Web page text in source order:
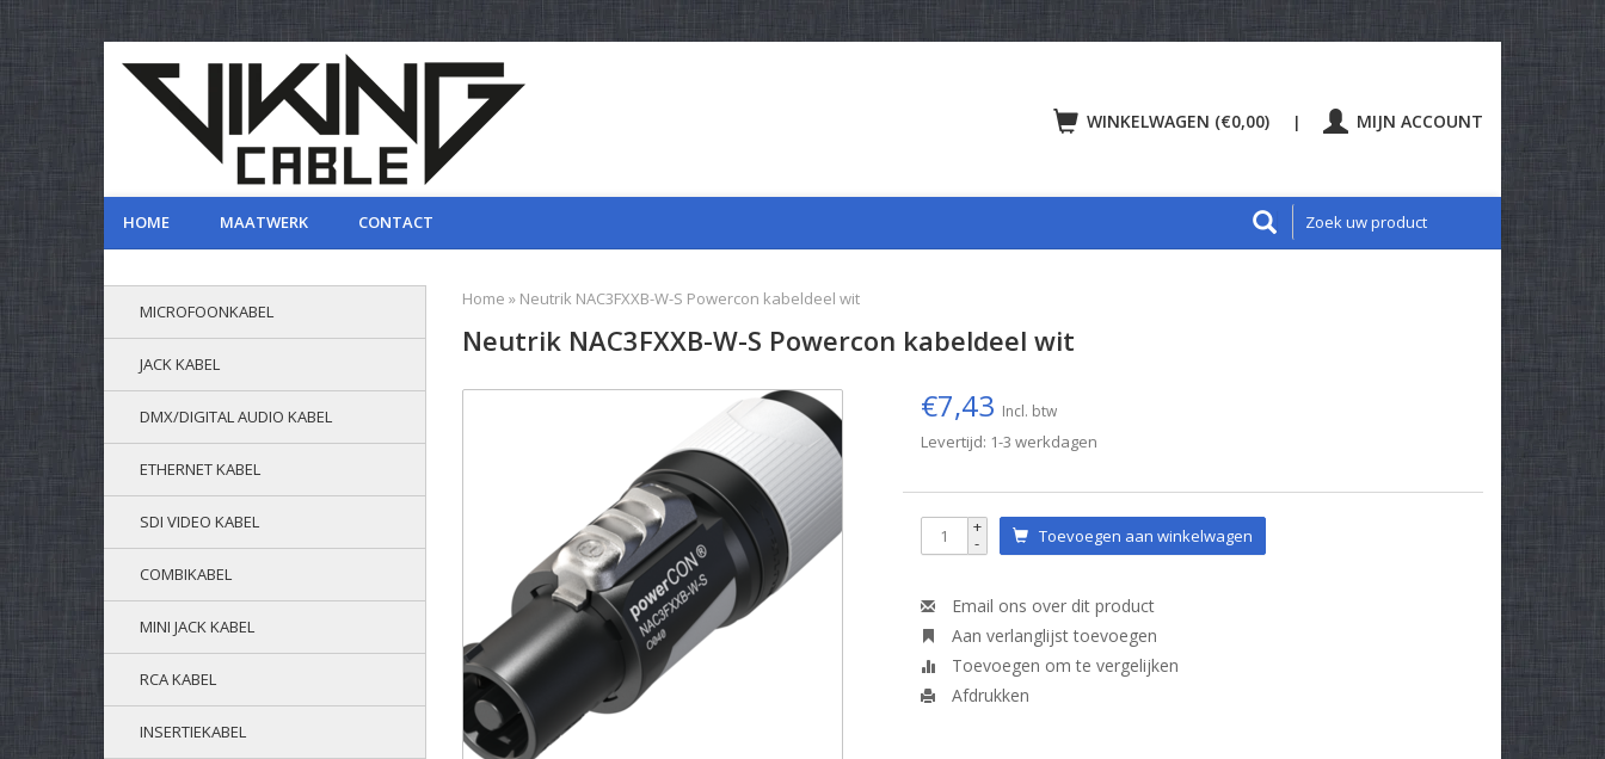
WINKELWAGEN (€0,00) | MIJN ACCOUNT
HOME MAATWERK CONTACT
MICROFOONKABEL
JACK KABEL
DMX/DIGITAL AUDIO KABEL
ETHERNET KABEL
SDI VIDEO KABEL
COMBIKABEL
MINI JACK KABEL
RCA KABEL
INSERTIEKABEL
Home » Neutrik NAC3FXXB-W-S Powercon kabeldeel wit
Neutrik NAC3FXXB-W-S Powercon kabeldeel wit
€7,43 Incl. btw
Levertijd: 1-3 werkdagen
+
- Toevoegen aan winkelwagen
Email ons over dit product
Aan verlanglijst toevoegen
Toevoegen om te vergelijken
Afdrukken